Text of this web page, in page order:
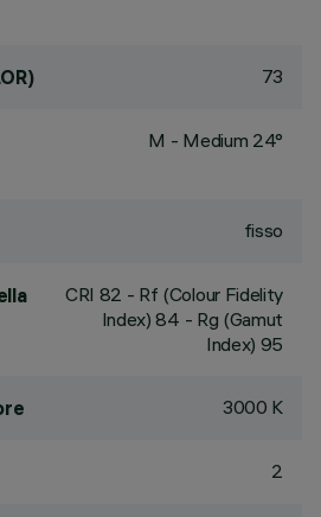
73
M - Medium 24°
fisso
CRI 82 - Rf (Colour Fidelity
Index) 84 - Rg (Gamut
Index) 95
3000 K
2